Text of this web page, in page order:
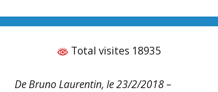
Total visites 18935
De Bruno Laurentin, le 23/2/2018 –